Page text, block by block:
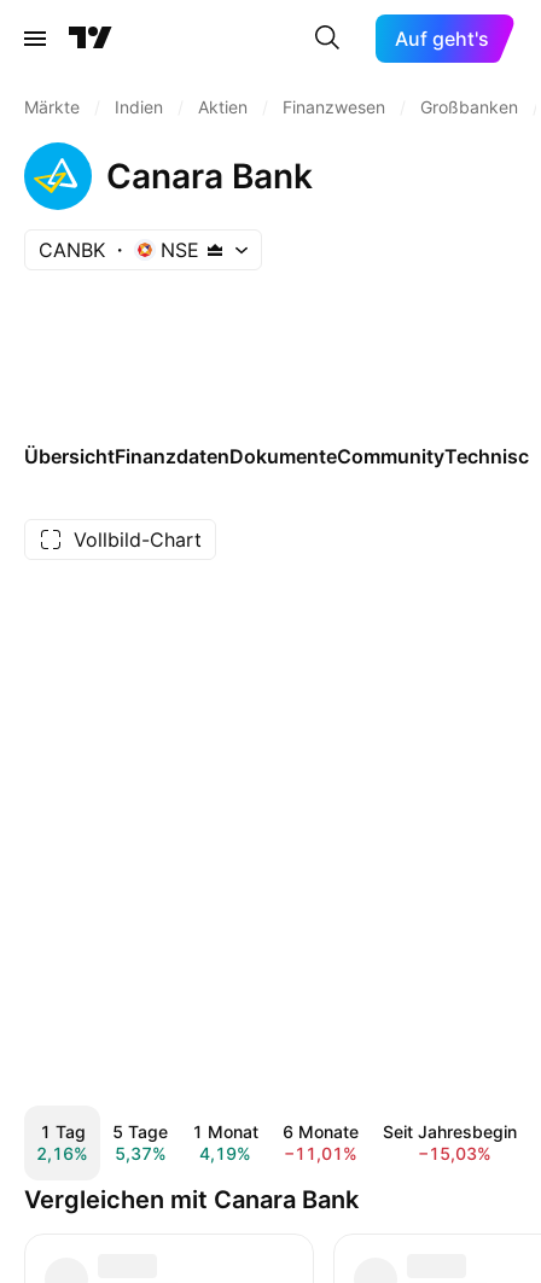
Auf geht's
Märkte Indien Aktien Finanzwesen Großbanken
Canara Bank
CANBK NSE
ÜbersichtFinanzdatenDokumenteCommunity
Vollbild-Chart
1 Tag
2,16%
5 Tage
5,37%
1 Monat
4,19%
6 Monate
−11,01%
Seit Jahresbeginn
−15,03%
Vergleichen mit Canara Bank